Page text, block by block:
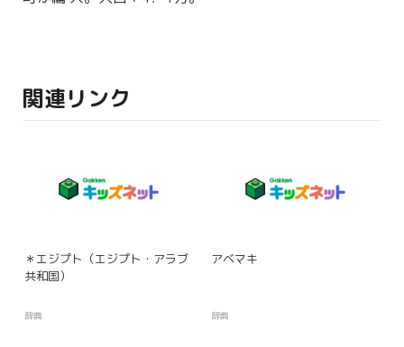
関連リンク
＊エジプト（エジプト・アラブ
共和国）
辞典
アベマキ
辞典